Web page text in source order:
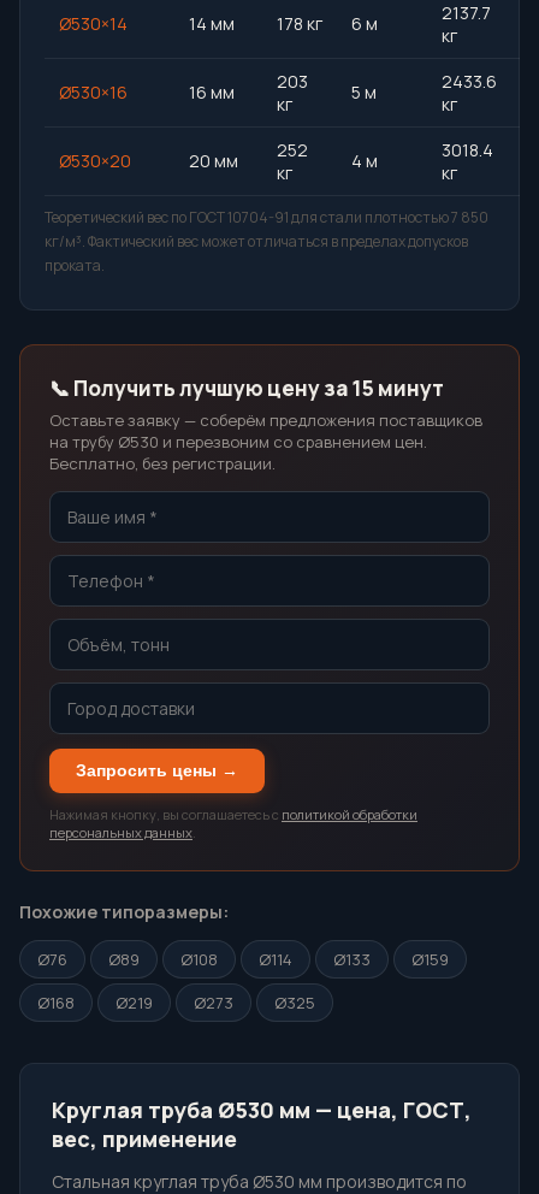
Ø530×14 14 мм 178 кг 6 м
2137.7
кг
Ø530×16 16 мм
203
кг
5 м
2433.6
кг
Ø530×20 20 мм
252
кг
4 м
3018.4
кг
Теоретический вес по ГОСТ 10704-91 для стали плотностью 7 850
кг/м³. Фактический вес может отличаться в пределах допусков
проката.
📞 Получить лучшую цену за 15 минут
Оставьте заявку — соберём предложения поставщиков
на трубу Ø530 и перезвоним со сравнением цен.
Бесплатно, без регистрации.
Запросить цены →
Нажимая кнопку, вы соглашаетесь с политикой обработки
персональных данных.
Похожие типоразмеры:
Ø76 Ø89 Ø108 Ø114 Ø133
Ø159
Ø168
Ø219 Ø273 Ø325
Круглая труба Ø530 мм — цена, ГОСТ,
вес, применение
Стальная круглая труба Ø530 мм производится по